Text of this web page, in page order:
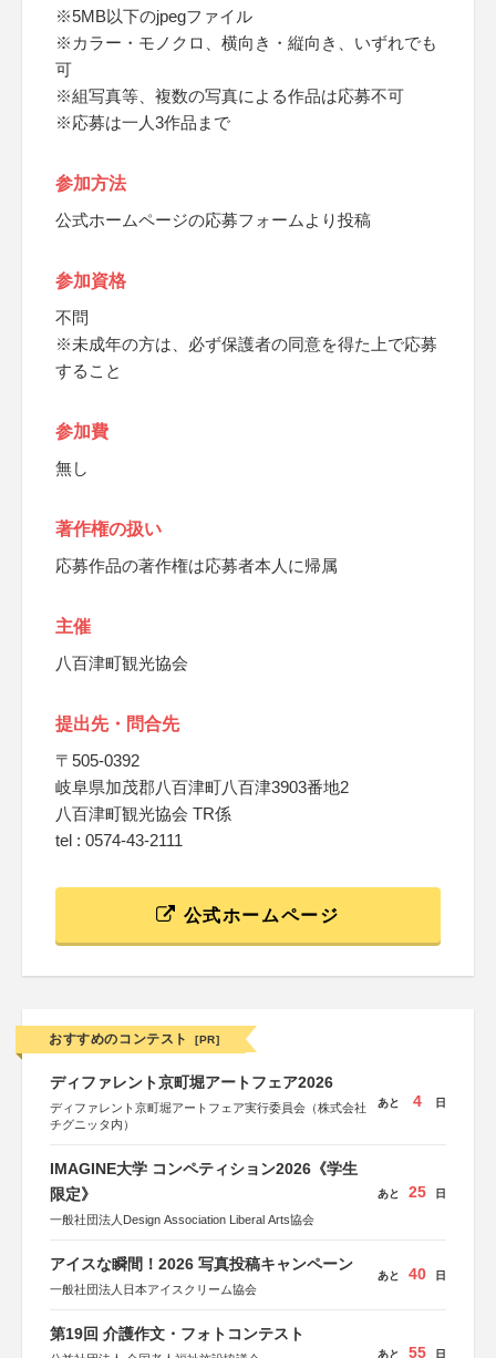
※5MB以下のjpegファイル
※カラー・モノクロ、横向き・縦向き、いずれでも
可
※組写真等、複数の写真による作品は応募不可
※応募は一人3作品まで
参加方法
公式ホームページの応募フォームより投稿
参加資格
不問
※未成年の方は、必ず保護者の同意を得た上で応募
すること
参加費
無し
著作権の扱い
応募作品の著作権は応募者本人に帰属
主催
八百津町観光協会
提出先・問合先
〒505-0392
岐阜県加茂郡八百津町八百津3903番地2
八百津町観光協会 TR係
tel : 0574-43-2111
公式ホームページ
おすすめのコンテスト [PR]
ディファレント京町堀アートフェア2026
ディファレント京町堀アートフェア実行委員会（株式会社
チグニッタ内）
あと 4 日
IMAGINE大学 コンペティション2026《学生
限定》
一般社団法人Design Association Liberal Arts協会
あと 25 日
アイスな瞬間！2026 写真投稿キャンペーン
一般社団法人日本アイスクリーム協会
あと 40 日
第19回 介護作文・フォトコンテスト
あと 55 日